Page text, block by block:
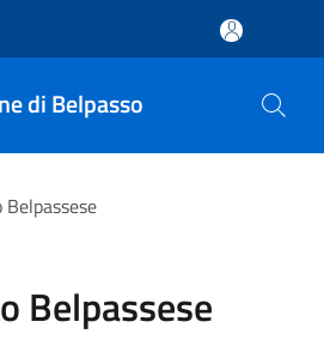
di Belpasso
Belpassese